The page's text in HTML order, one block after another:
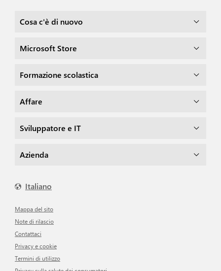
Cosa c'è di nuovo
Microsoft Store
Formazione scolastica
Affare
Sviluppatore e IT
Azienda
Italiano
Mappa del sito
Note di rilascio
Contattaci
Privacy e cookie
Termini di utilizzo